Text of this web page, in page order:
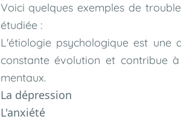
Voici quelques exemples de
étudiée :
L'étiologie psychologique est une
constante évolution et contribue
mentaux.
La dépression
L'anxiété